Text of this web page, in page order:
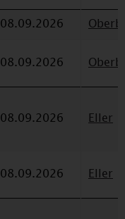
08.09.2026
08.09.2026
08.09.2026 Eller
08.09.2026 Eller